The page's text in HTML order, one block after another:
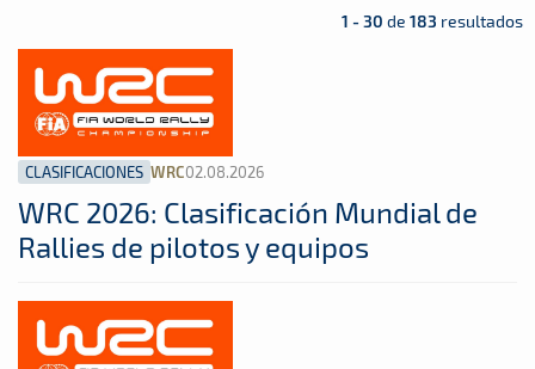
1 - 30 de 183 resultados
CLASIFICACIONES WRC02.08.2026
WRC 2026: Clasificación Mundial de
Rallies de pilotos y equipos